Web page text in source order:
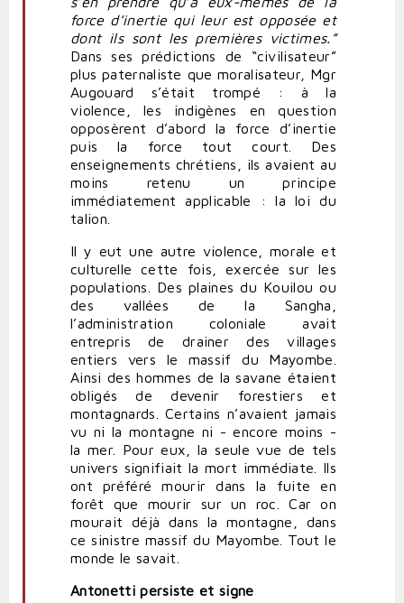
force d’inertie qui leur est opposée et
dont ils sont les premières victimes.”
Dans ses prédictions de “civilisateur”
plus paternaliste que moralisateur, Mgr
Augouard s’était trompé : à la
violence, les indigènes en question
opposèrent d’abord la force d’inertie
puis la force tout court. Des
enseignements chrétiens, ils avaient au
moins retenu un principe
immédiatement applicable : la loi du
talion.
Il y eut une autre violence, morale et
culturelle cette fois, exercée sur les
populations. Des plaines du Kouilou ou
des vallées de la Sangha,
l’administration coloniale avait
entrepris de drainer des villages
entiers vers le massif du Mayombe.
Ainsi des hommes de la savane étaient
obligés de devenir forestiers et
montagnards. Certains n’avaient jamais
vu ni la montagne ni - encore moins -
la mer. Pour eux, la seule vue de tels
univers signifiait la mort immédiate. Ils
ont préféré mourir dans la fuite en
forêt que mourir sur un roc. Car on
mourait déjà dans la montagne, dans
ce sinistre massif du Mayombe. Tout le
monde le savait.
Antonetti persiste et signe